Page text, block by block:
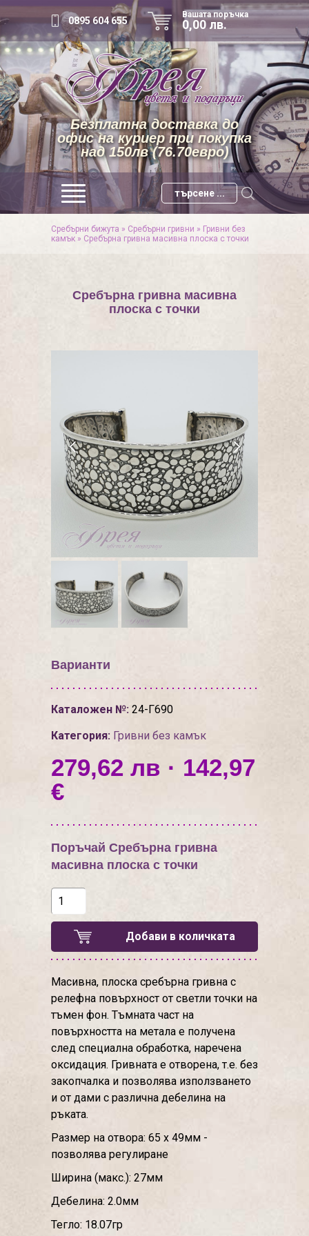
0895 604 655
Вашата поръчка
0,00 лв.
Безплатна доставка до
офис на куриер при покупка
над 150лв (76.70евро)
Сребърни бижута » Сребърни гривни » Гривни без
камък » Сребърна гривна масивна плоска с точки
Сребърна гривна масивна
плоска с точки
Варианти
Каталожен №: 24-Г690
Категория: Гривни без камък
279,62 лв · 142,97
€
Поръчай Сребърна гривна
масивна плоска с точки
Добави в количката
Масивна, плоска сребърна гривна с
релефна повърхност от светли точки на
тъмен фон. Тъмната част на
повърхността на метала е получена
след специална обработка, наречена
оксидация. Гривната е отворена, т.е. без
закопчалка и позволява използването
и от дами с различна дебелина на
ръката.
Размер на отвора: 65 х 49мм -
позволява регулиране
Ширина (макс.): 27мм
Дебелина: 2.0мм
Тегло: 18.07гр